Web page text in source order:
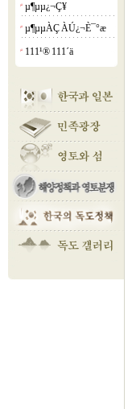
¡á µ¶µµ¿¬Ç¥
¡á µ¶µµÀÇ ÀÚ¿¬È¯°æ
¡á 111¹® 111´ä